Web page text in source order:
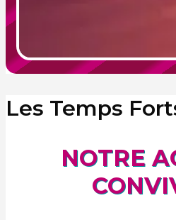
Les Temps
NOTRE